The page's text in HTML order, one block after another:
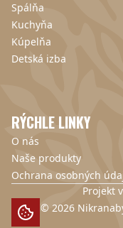
Spálňa
Kuchyňa
Kúpelňa
Detská izba
RÝCHLE LINKY
O nás
Naše produkty
Ochrana osobných
Projekt
© 2026